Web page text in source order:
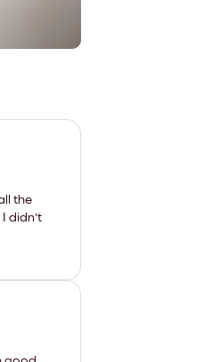
the
I didn't